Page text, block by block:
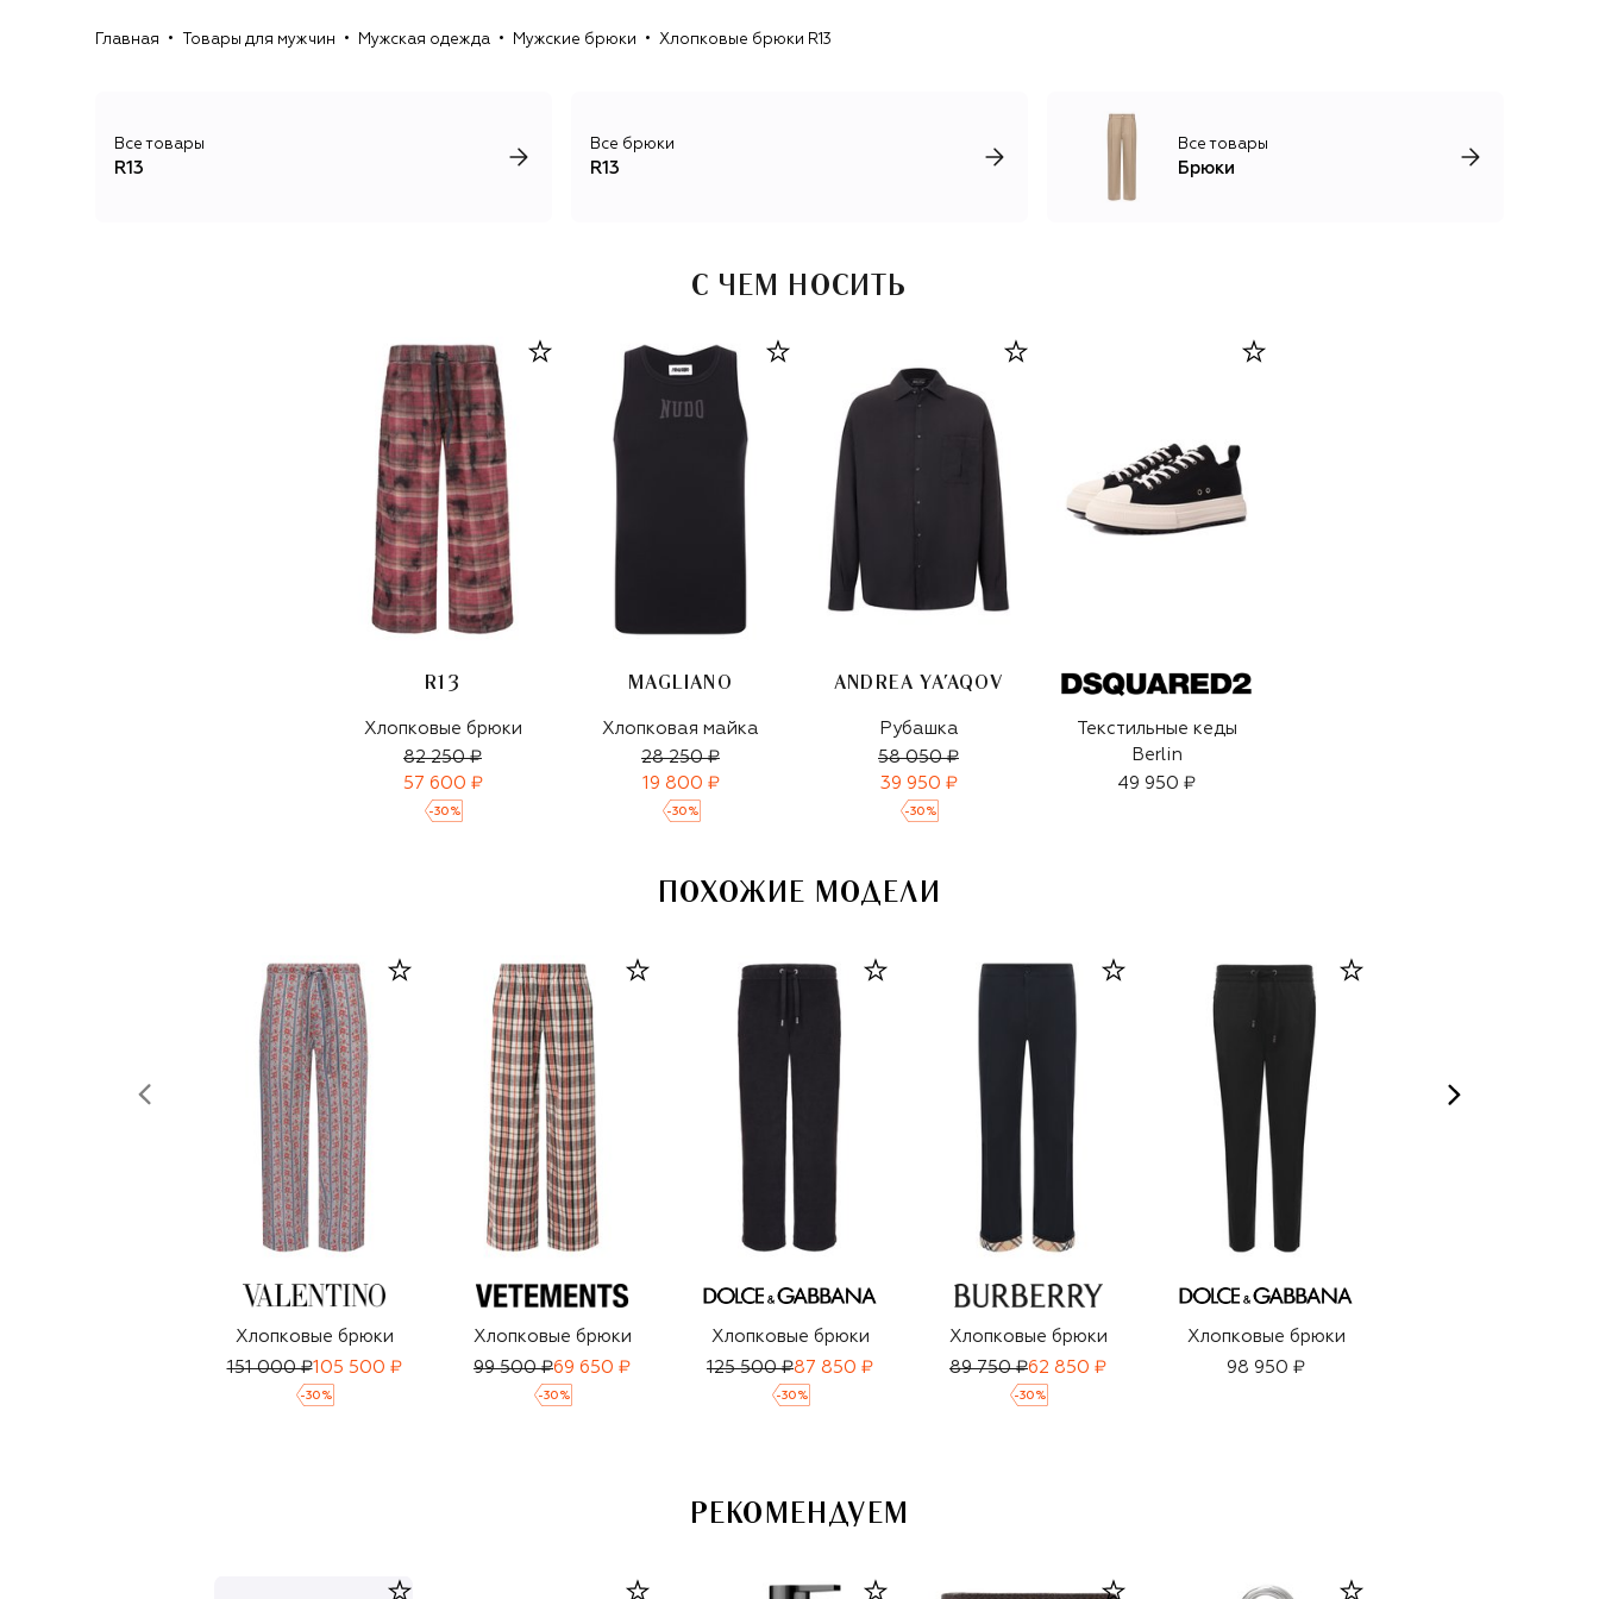
создаются из дорогих современных материалов и
коллекции R13, но и лимитированные дропы, в числе
которых линия украшений, выпущенная совместно с
Главная Товары для мужчин Мужская одежда Мужские брюки Хлопковые брюки R13
Все товары
R13
Все брюки
R13
Все товары
Брюки
С ЧЕМ НОСИТЬ
R13
Хлопковые брюки
82 250 ₽
57 600 ₽
-30 %
MAGLIANO
Хлопковая майка
28 250 ₽
19 800 ₽
-30 %
ANDREA YA'AQOV
Рубашка
58 050 ₽
39 950 ₽
-30 %
Текстильные кеды
Berlin
49 950 ₽
ПОХОЖИЕ МОДЕЛИ
Хлопковые брюки
151 000 ₽105 500 ₽
-30 %
Хлопковые брюки
99 500 ₽69 650 ₽
-30 %
Хлопковые брюки
125 500 ₽87 850 ₽
-30 %
Хлопковые брюки
89 750 ₽62 850 ₽
-30 %
Хлопковые брюки
98 950 ₽
РЕКОМЕНДУЕМ